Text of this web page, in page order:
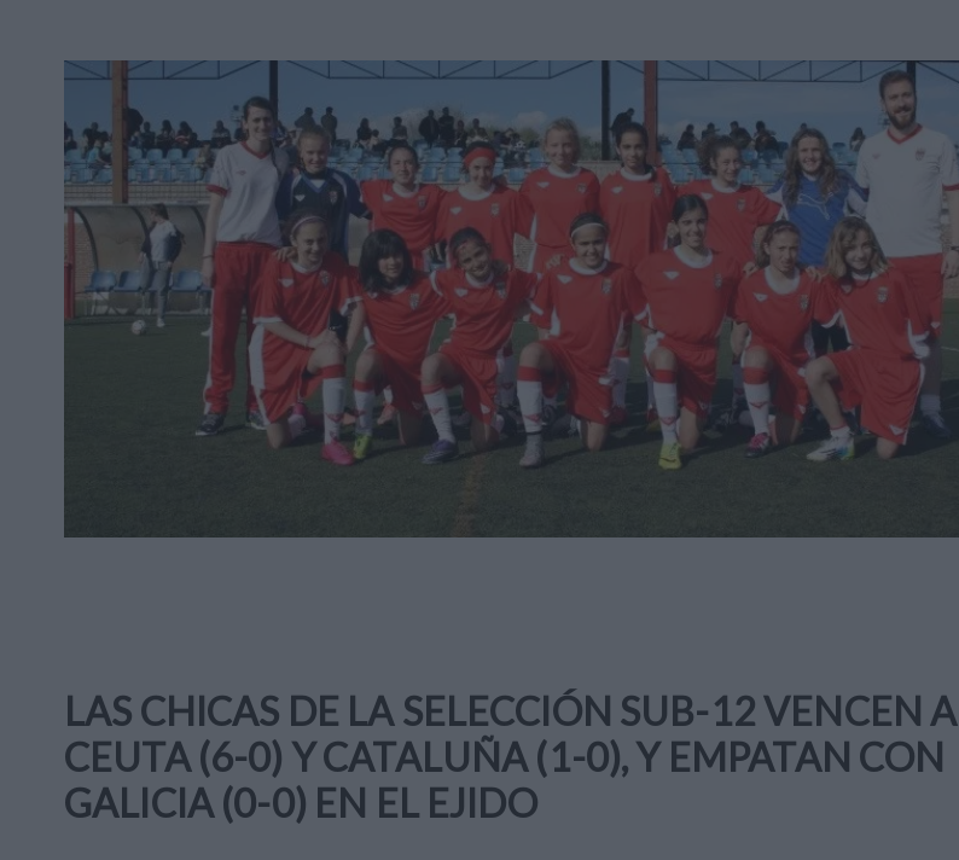
LAS CHICAS DE LA SELECCIÓN SUB-12 VENCEN A
CEUTA (6-0) Y CATALUÑA (1-0), Y EMPATAN CON
GALICIA (0-0) EN EL EJIDO